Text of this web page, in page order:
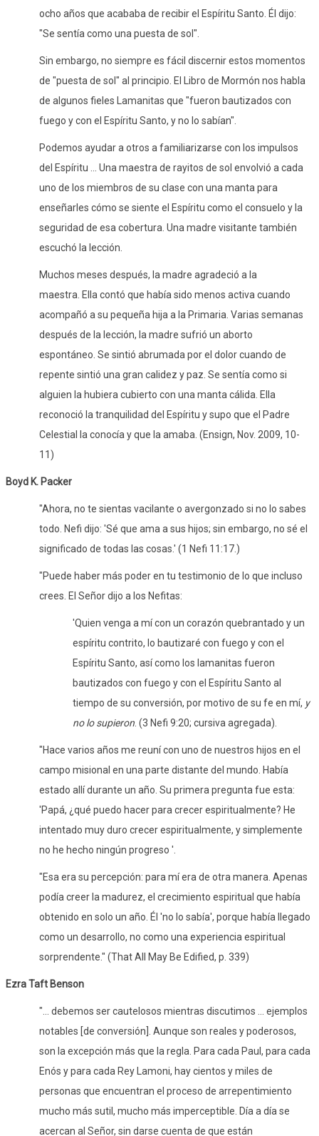
ocho años que acababa de recibir el Espíritu Santo. Él dijo:
"Se sentía como una puesta de sol".
Sin embargo, no siempre es fácil discernir estos momentos
de "puesta de sol" al principio. El Libro de Mormón nos habla
de algunos fieles Lamanitas que "fueron bautizados con
fuego y con el Espíritu Santo, y no lo sabían".
Podemos ayudar a otros a familiarizarse con los impulsos
del Espíritu ... Una maestra de rayitos de sol envolvió a cada
uno de los miembros de su clase con una manta para
enseñarles cómo se siente el Espíritu como el consuelo y la
seguridad de esa cobertura. Una madre visitante también
escuchó la lección.
Muchos meses después, la madre agradeció a la
maestra. Ella contó que había sido menos activa cuando
acompañó a su pequeña hija a la Primaria. Varias semanas
después de la lección, la madre sufrió un aborto
espontáneo. Se sintió abrumada por el dolor cuando de
repente sintió una gran calidez y paz. Se sentía como si
alguien la hubiera cubierto con una manta cálida. Ella
reconoció la tranquilidad del Espíritu y supo que el Padre
Celestial la conocía y que la amaba. (Ensign, Nov. 2009, 10-
11)
Boyd K. Packer
"Ahora, no te sientas vacilante o avergonzado si no lo sabes
todo. Nefi dijo: 'Sé que ama a sus hijos; sin embargo, no sé el
significado de todas las cosas.' (1 Nefi 11:17.)
"Puede haber más poder en tu testimonio de lo que incluso
crees. El Señor dijo a los Nefitas:
'Quien venga a mí con un corazón quebrantado y un
espíritu contrito, lo bautizaré con fuego y con el
Espíritu Santo, así como los lamanitas fueron
bautizados con fuego y con el Espíritu Santo al
tiempo de su conversión, por motivo de su fe en mí, y
no lo supieron . (3 Nefi 9:20; cursiva agregada).
"Hace varios años me reuní con uno de nuestros hijos en el
campo misional en una parte distante del mundo. Había
estado allí durante un año. Su primera pregunta fue esta:
'Papá, ¿qué puedo hacer para crecer espiritualmente? He
intentado muy duro crecer espiritualmente, y simplemente
no he hecho ningún progreso '.
"Esa era su percepción: para mí era de otra manera. Apenas
podía creer la madurez, el crecimiento espiritual que había
obtenido en solo un año. Él 'no lo sabía', porque había llegado
como un desarrollo, no como una experiencia espiritual
sorprendente." (That All May Be Edified, p. 339)
Ezra Taft Benson
"... debemos ser cautelosos mientras discutimos ... ejemplos
notables [de conversión]. Aunque son reales y poderosos,
son la excepción más que la regla. Para cada Paul, para cada
Enós y para cada Rey Lamoni, hay cientos y miles de
personas que encuentran el proceso de arrepentimiento
mucho más sutil, mucho más imperceptible. Día a día se
acercan al Señor, sin darse cuenta de que están